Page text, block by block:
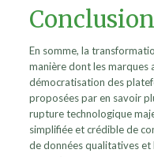
Conclusion
En somme, la
manière dont les marques
démocratisation des
proposées par en savoir
rupture technologique
simplifiée et crédible de
de données qualitatives et